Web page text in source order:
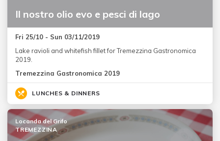
Il nostro olio evo e pesci di lago
Fri 25/10 - Sun 03/11/2019
Lake ravioli and whitefish fillet for Tremezzina Gastronomica
2019.
Tremezzina Gastronomica 2019
LUNCHES & DINNERS
Locanda del Grifo
TREMEZZINA